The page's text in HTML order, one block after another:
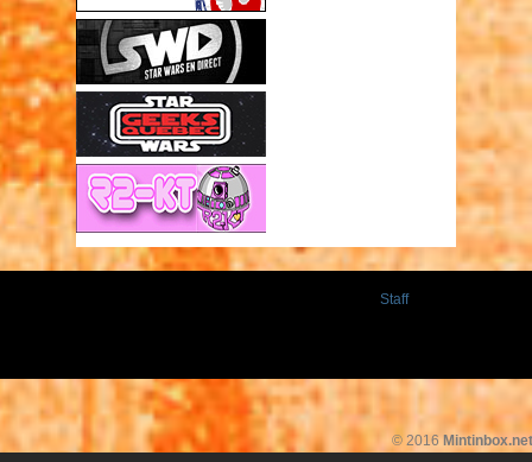
Staff
© 2016 Mintinbox.net